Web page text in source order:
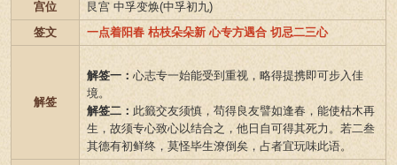
宫位
艮宫 中孚变焕(中孚初九)
签文
一点着阳春 枯枝朵朵新 心专方遇合 切忌二三心
解签
解签一： 心志专一始能受到重视，略得提携即可步入佳
境。
解签二： 此籤交友须慎，苟得良友譬如逢春，能使枯木再
生，故须专心致心以结合之，他日自可得其死力。若二叁
其德有初鲜终，莫怪毕生潦倒矣，占者宜玩味此语。